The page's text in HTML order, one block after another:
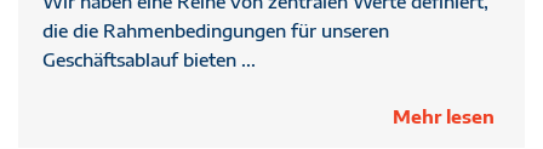
die die Rahmenbedingungen für unseren
Geschäftsablauf bieten ...
Mehr lesen